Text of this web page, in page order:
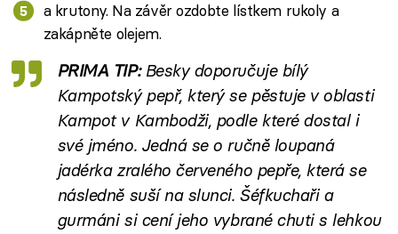
a krutony. Na závěr ozdobte lístkem rukoly a
zakápněte olejem.
PRIMA TIP: Besky doporučuje bílý
Kampotský pepř, který se pěstuje v oblasti
Kampot v Kambodži, podle které dostal i
své jméno. Jedná se o ručně loupaná
jadérka zralého červeného pepře, která se
následně suší na slunci. Šéfkuchaři a
gurmáni si cení jeho vybrané chuti s lehkou